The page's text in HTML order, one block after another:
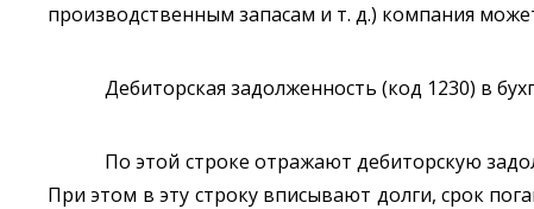
производственным запасам и т. д.) компания
Дебиторская задолженность (код 1230) в
По этой строке отражают дебиторскую
При этом в эту строку вписывают долги, срок